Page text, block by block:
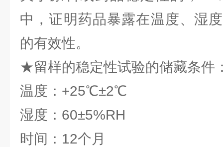
中，证明药品暴露在温度、湿
的有效性。
★留样的稳定性试验的储藏条件
温度：+25℃±2℃
湿度：60±5%RH
时间：12个月